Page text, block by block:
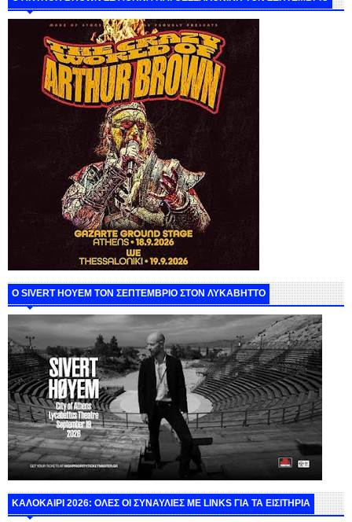
Ο SIVERT HOYEM ΤΟΝ ΣΕΠΤΕΜΒΡΙΟ ΣΤΟΝ ΛΥΚΑΒΗΤΤΟ
ΚΑΛΟΚΑΙΡΙ 2026: ΟΛΕΣ ΟΙ ΣΥΝΑΥΛΙΕΣ ΜΕ LINKS ΓΙΑ ΤΑ ΕΙΣΙΤΗΡΙΑ